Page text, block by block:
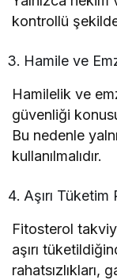
kontrollü şekilde
Hamile ve
Hamilelik ve
güvenliği
Bu nedenle
kullanılmalıdır.
Aşırı
Fitosterol
aşırı
rahatsızlıkları,